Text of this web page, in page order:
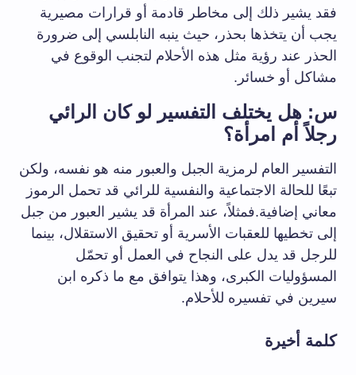
فقد يشير ذلك إلى مخاطر قادمة أو قرارات مصيرية
يجب أن يتخذها بحذر، حيث ينبه النابلسي إلى ضرورة
الحذر عند رؤية مثل هذه الأحلام لتجنب الوقوع في
مشاكل أو خسائر.
س: هل يختلف التفسير لو كان الرائي
رجلاً أم امرأة؟
التفسير العام لرمزية الجبل والعبور منه هو نفسه، ولكن
تبعًا للحالة الاجتماعية والنفسية للرائي قد تحمل الرموز
معاني إضافية.فمثلاً، عند المرأة قد يشير العبور من جبل
إلى تخطيها للعقبات الأسرية أو تحقيق الاستقلال، بينما
للرجل قد يدل على النجاح في العمل أو تحمّل
المسؤوليات الكبرى، وهذا يتوافق مع ما ذكره ابن
سيرين في تفسيره للأحلام.
كلمة أخيرة